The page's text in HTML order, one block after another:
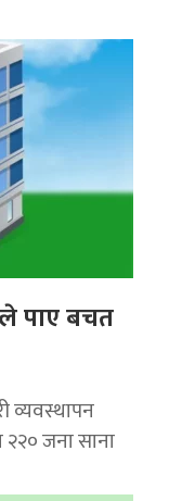
पाए बचत
व्यवस्थापन
जना साना